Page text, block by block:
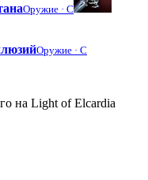
Оружие · C
Оружие · C
на Light of Elcardia